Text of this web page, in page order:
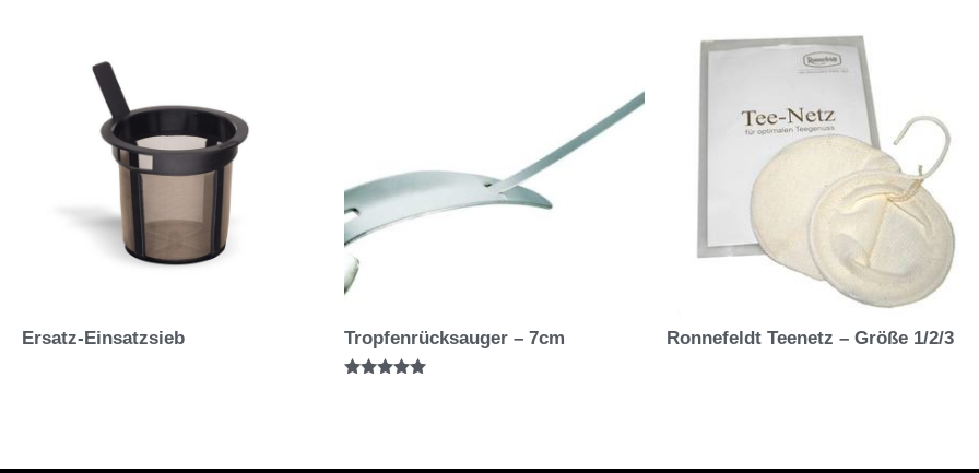
Ersatz-Einsatzsieb Tropfenrücksauger – 7cm Ronnefeldt Teenetz – Größe 1/2/3